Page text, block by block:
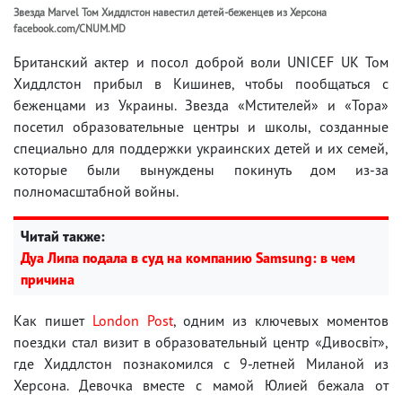
Звезда Marvel Том Хиддлстон навестил детей-беженцев из Херсона
facebook.com/CNUM.MD
Британский актер и посол доброй воли UNICEF UK Том
Хиддлстон прибыл в Кишинев, чтобы пообщаться с
беженцами из Украины. Звезда «Мстителей» и «Тора»
посетил образовательные центры и школы, созданные
специально для поддержки украинских детей и их семей,
которые были вынуждены покинуть дом из-за
полномасштабной войны.
Читай также:
Дуа Липа подала в суд на компанию Samsung: в чем
причина
Как пишет London Post, одним из ключевых моментов
поездки стал визит в образовательный центр «Дивосвіт»,
где Хиддлстон познакомился с 9-летней Миланой из
Херсона. Девочка вместе с мамой Юлией бежала от